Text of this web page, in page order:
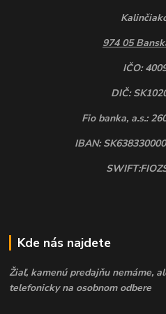
974 05
IČO:
DIČ:
Fio banka, a.s.:
IBAN:
Kde nás najdete
Žiaľ, kamenú predajňu nemáme,
telefonicky na osobnom odbere